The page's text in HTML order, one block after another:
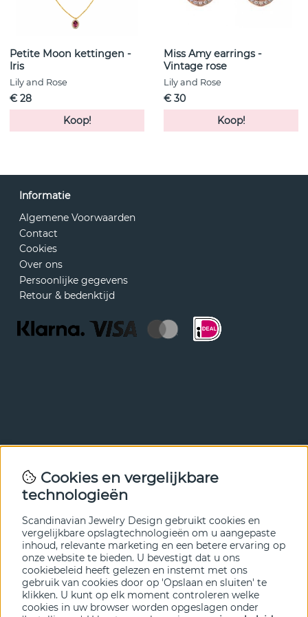
vrouwelijke elegantie.
Petite Moon kettingen -
Iris
Lily and Rose
€ 28
Koop!
Miss Amy earrings -
Vintage rose
Lily and Rose
€ 30
Koop!
Informatie
Algemene Voorwaarden
Contact
Cookies
Over ons
Persoonlijke gegevens
Retour & bedenktijd
Met onze nieuwsbrief ben je als eerste op de hoogte van
nieuws en aanbiedingen. Meld je hieronder aan.
VERZENDEN
Cookies en vergelijkbare
technologieën
Scandinavian Jewelry Design gebruikt cookies en
vergelijkbare opslagtechnologieën om u aangepaste
inhoud, relevante marketing en een betere ervaring op
onze website te bieden. U bevestigt dat u ons
cookiebeleid heeft gelezen en instemt met ons
gebruik van cookies door op 'Opslaan en sluiten' te
klikken. U kunt op elk moment controleren welke
cookies in uw browser worden opgeslagen onder